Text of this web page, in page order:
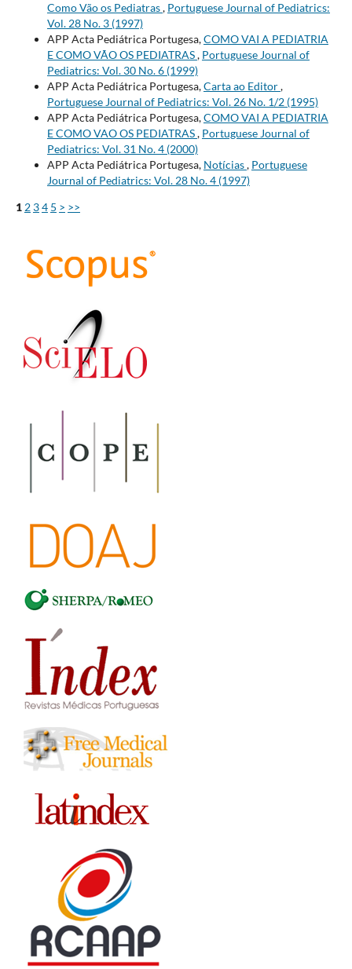
Como Vão os Pediatras, Portuguese Journal of Pediatrics:
Vol. 28 No. 3 (1997)
APP Acta Pediátrica Portugesa,COMO VAI A PEDIATRIA
E COMO VÃO OS PEDIATRAS, Portuguese Journal of
Pediatrics: Vol. 30 No. 6 (1999)
APP Acta Pediátrica Portugesa,Carta ao Editor,
Portuguese Journal of Pediatrics: Vol. 26 No. 1/2 (1995)
APP Acta Pediátrica Portugesa,COMO VAI A PEDIATRIA
E COMO VAO OS PEDIATRAS, Portuguese Journal of
Pediatrics: Vol. 31 No. 4 (2000)
APP Acta Pediátrica Portugesa, Notícias, Portuguese
Journal of Pediatrics: Vol. 28 No. 4 (1997)
1 2 34 5 > >>